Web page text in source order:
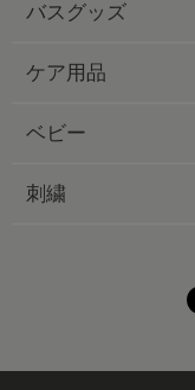
バスグッズ
ケア用品
ベビー
刺繍